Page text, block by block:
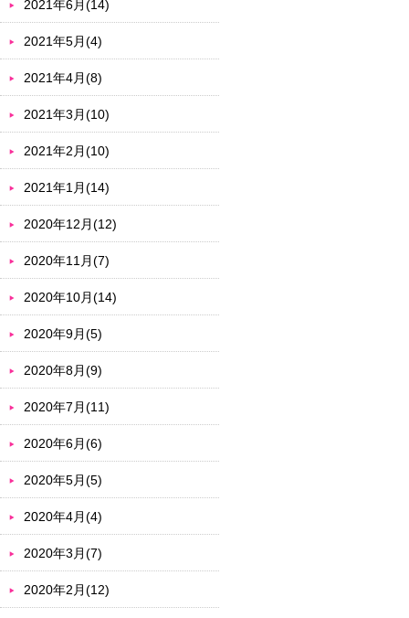
2021年6月(14)
2021年5月(4)
2021年4月(8)
2021年3月(10)
2021年2月(10)
2021年1月(14)
2020年12月(12)
2020年11月(7)
2020年10月(14)
2020年9月(5)
2020年8月(9)
2020年7月(11)
2020年6月(6)
2020年5月(5)
2020年4月(4)
2020年3月(7)
2020年2月(12)